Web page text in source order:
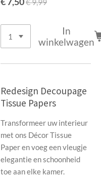
In
winkelwagen
Redesign Decoupage
Tissue Papers
Transformeer uw interieur
met ons Décor Tissue
Paper en voeg een vleugje
elegantie en schoonheid
toe aan elke kamer.